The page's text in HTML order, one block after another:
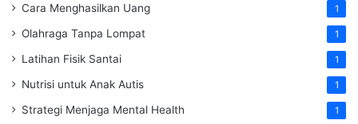
Cara Menghasilkan Uang 1
Olahraga Tanpa Lompat 1
Latihan Fisik Santai 1
Nutrisi untuk Anak Autis 1
Strategi Menjaga Mental Health 1